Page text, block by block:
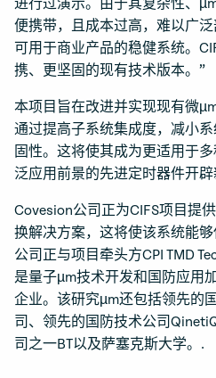
进行过演示。由于其复杂性、
便携带，且成本过高，难以广
可用于商业产品的稳健系统。
携、更坚固的现有技术版本。”
本项目旨在改进并实现现有微
通过提高子系统集成度，减小
固性。这将使其成为更适用于
泛应用前景的先进定时器件开
Covesion公司正为CIFS项目提
换解决方案，这将使该系统能
公司正与项目牵头方CPI TMD
是量子µm技术开发和国防应用
企业。该研究µm还包括领先的
司、领先的国防技术公司
司之一BT以及萨塞克斯大学。.